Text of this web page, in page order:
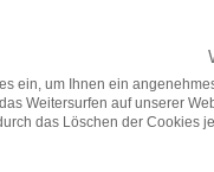
ein, um Ihnen ein
Weitersurfen auf unserer
das Löschen der Cookies